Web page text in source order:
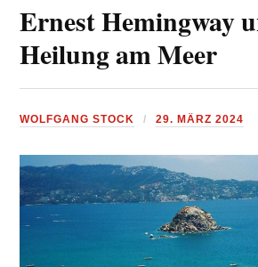
Cookie-Zustimmung
Wir verwenden Technologien wie Cookies, um
und/oder darauf zuzugreifen. Wir tun dies, um das
(nicht) personalisierte Werbung anzuzeigen. Wenn du
Ernest Hemingway
Heilung am Meer
WOLFGANG STOCK 29. MÄRZ 2024